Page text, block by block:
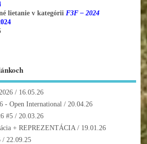
lietanie v kategórii F3F – 2024
/ 16.05.26
- Open International / 20.04.26
#5/ 20.03.26
+ REPREZENTÁCIA/ 19.01.26
/ 22.09.25